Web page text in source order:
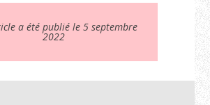
a été publié le 5 septembre
2022